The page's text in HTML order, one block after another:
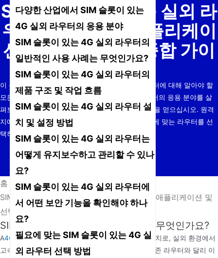
뛰
기
SIM Slot을 갖춘 4G 실외 라
우터: 작동 원리, 애플리케이
션 및 선택에 대한 종합 가이
드
이 상세 가이드에서 SIM 슬롯이 있는 4G 실외 라우터에 대해 알아야 할
모든 것을 확인하십시오. 작동 방식, 다양한 산업에서의 응용 분야를 살
펴보고 설치, 유지 관리 및 보안에 대한 실용적인 팁을 얻으십시오. 원격
지에서 안정적인 인터넷을 설정하려는 경우나 필요에 맞는 라우터를 선
택하려는 경우, 이것은
홈 뉴스 /
SIM Slot을 갖춘 4G 실외 라우터: 작동 원리, 애플리케이션 및
선택에 대한 종합 가이드
다양한 산업에서 SIM 슬롯이 있는
4G 실외 라우터의 응용 분야
SIM 슬롯이 있는 4G 실외 라우터의
일반적인 사용 사례는 무엇인가요?
SIM 슬롯이 있는 4G 실외 라우터의
제품 구조 및 작업 흐름
SIM 슬롯이 있는 4G 실외 라우터 설
치 및 설정 방법
SIM 슬롯이 있는 4G 실외 라우터는
어떻게 유지보수하고 관리할 수 있나
요?
SIM 슬롯이 있는 4G 실외 라우터에
서 어떤 보안 기능을 확인해야 하나
요?
필요에 맞는 SIM 슬롯이 있는 4G 실
외 라우터 선택 방법
SIM 슬롯이 있는 4G 실외 라우터란 무엇인가요?
A4G 실외 라우터SIM 슬롯이 있는 전문 네트워킹 장치로, 실외 환경에서
고속 인터넷 연결을 제공하도록 설계되었습니다. 기존 라우터와 달리 이